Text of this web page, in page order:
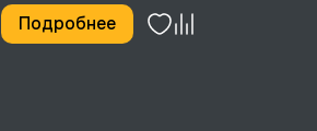
Подробнее